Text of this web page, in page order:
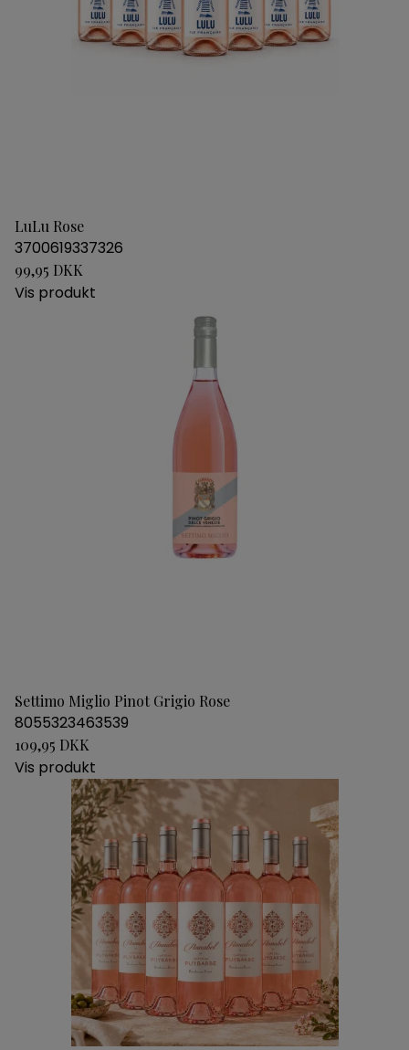
LuLu Rose
3700619337326
99,95 DKK
Vis produkt
Settimo Miglio Pinot Grigio Rose
8055323463539
109,95 DKK
Vis produkt